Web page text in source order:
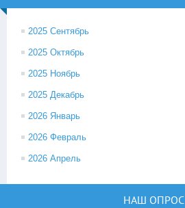
2025 Сентябрь
2025 Октябрь
2025 Ноябрь
2025 Декабрь
2026 Январь
2026 Февраль
2026 Апрель
НАШ ОПРОС